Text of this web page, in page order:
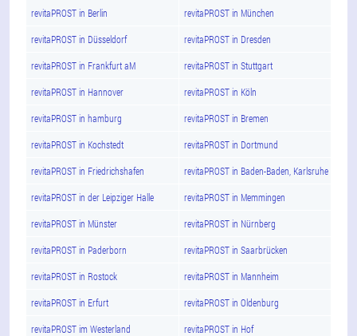
revitaPROST in Berlin revitaPROST in München
revitaPROST in Düsseldorf revitaPROST in Dresden
revitaPROST in Frankfurt aM revitaPROST in Stuttgart
revitaPROST in Hannover revitaPROST in Köln
revitaPROST in hamburg revitaPROST in Bremen
revitaPROST in Kochstedt revitaPROST in Dortmund
revitaPROST in Friedrichshafen revitaPROST in Baden-Baden, Karlsruhe
revitaPROST in der Leipziger Halle revitaPROST in Memmingen
revitaPROST in Münster revitaPROST in Nürnberg
revitaPROST in Paderborn revitaPROST in Saarbrücken
revitaPROST in Rostock revitaPROST in Mannheim
revitaPROST in Erfurt revitaPROST in Oldenburg
revitaPROST im Westerland revitaPROST in Hof